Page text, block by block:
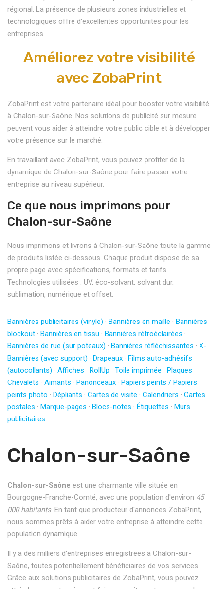
régional. La présence de plusieurs zones industrielles et
technologiques offre d'excellentes opportunités pour les
entreprises.
Améliorez votre visibilité
avec ZobaPrint
ZobaPrint est votre partenaire idéal pour booster votre visibilité
à Chalon-sur-Saône. Nos solutions de publicité sur mesure
peuvent vous aider à atteindre votre public cible et à développer
votre présence sur le marché.
En travaillant avec ZobaPrint, vous pouvez profiter de la
dynamique de Chalon-sur-Saône pour faire passer votre
entreprise au niveau supérieur.
Ce que nous imprimons pour
Chalon-sur-Saône
Nous imprimons et livrons à Chalon-sur-Saône toute la gamme
de produits listée ci-dessous. Chaque produit dispose de sa
propre page avec spécifications, formats et tarifs.
Technologies utilisées : UV, éco-solvant, solvant dur,
sublimation, numérique et offset.
Bannières publicitaires (vinyle) · Bannières en maille · Bannières
blockout · Bannières en tissu · Bannières rétroéclairées ·
Bannières de rue (sur poteaux) · Bannières réfléchissantes · X-
Bannières (avec support) · Drapeaux · Films auto-adhésifs
(autocollants) · Affiches · RollUp · Toile imprimée · Plaques ·
Chevalets · Aimants · Panonceaux · Papiers peints / Papiers
peints photo · Dépliants · Cartes de visite · Calendriers · Cartes
postales · Marque-pages · Blocs-notes · Étiquettes · Murs
publicitaires
Chalon-sur-Saône
Chalon-sur-Saône est une charmante ville située en
Bourgogne-Franche-Comté, avec une population d'environ 45
000 habitants. En tant que producteur d'annonces ZobaPrint,
nous sommes prêts à aider votre entreprise à atteindre cette
population dynamique.
Il y a des milliers d'entreprises enregistrées à Chalon-sur-
Saône, toutes potentiellement bénéficiaires de vos services.
Grâce aux solutions publicitaires de ZobaPrint, vous pouvez